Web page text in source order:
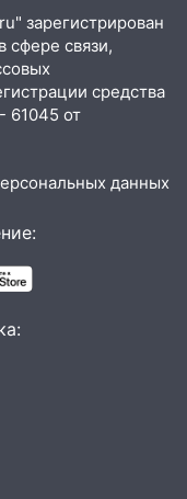
пятница
энергии и
старые
на забег,
зарегистрирован
сфере связи,
средства
от
данных